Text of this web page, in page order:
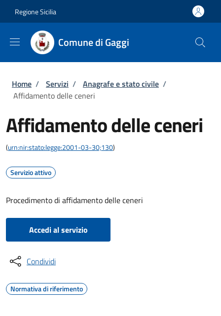
Regione Sicilia
Comune di Gaggi
Briciole di pane
Home / Servizi / Anagrafe e stato civile /
Affidamento delle ceneri
Affidamento delle ceneri
(urn:nir:stato:legge:2001-03-30;130)
Servizio attivo
Procedimento di affidamento delle ceneri
Accedi al servizio
Condividi
Normativa di riferimento